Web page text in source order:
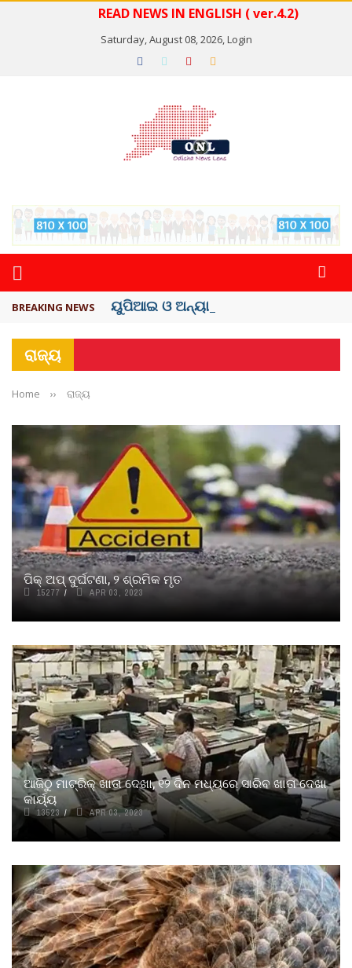
READ NEWS IN ENGLISH ( ver.4.2)
Saturday, August 08, 2026,Login
BREAKING NEWS ୟୁପିଆଇ ଓ ଅନ୍ୟାନ୍ୟ ଡିଜିଟାଲ୍ ନେଣଦେଣ ...
ରାଜ୍ୟ
Home ›› ରାଜ୍ୟ
ପିକ୍‌ ଅପ୍ ଦୁର୍ଘଟଣା, ୨ ଶ୍ରମିକ ମୃତ
15277 APR 03, 2023
ଆଜିଠୁ ମାଟ୍ରିକ୍‌ ଖାତା ଦେଖା, ୧୨ ଦିନ ମଧ୍ୟରେ ସାରିବ ଖାତା ଦେଖା
କାର୍ୟ୍ୟ
13523 APR 03, 2023